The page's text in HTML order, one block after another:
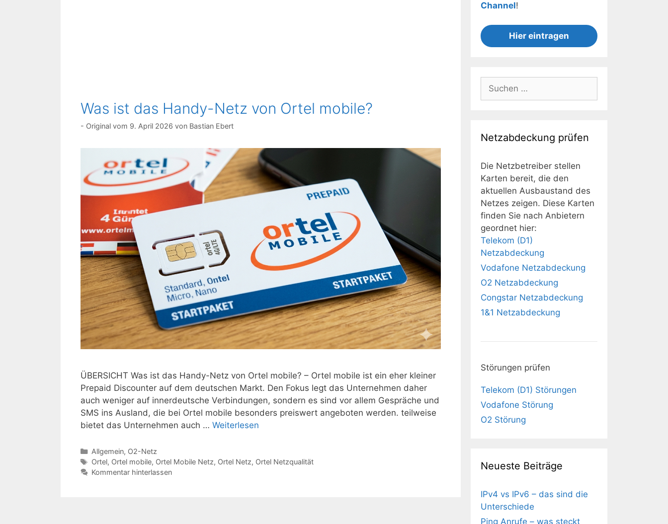
Was ist das Handy-Netz von Ortel mobile?
9. April 2026 von Bastian Ebert
ÜBERSICHT Was ist das Handy-Netz von Ortel mobile? – Ortel mobile ist ein eher kleiner
Prepaid Discounter auf dem deutschen Markt. Den Fokus legt das Unternehmen daher
auch weniger auf innerdeutsche Verbindungen, sondern es sind vor allem Gespräche und
SMS ins Ausland, die bei Ortel mobile besonders preiswert angeboten werden. teilweise
bietet das Unternehmen auch … Weiterlesen
Kategorien
Allgemein, O2-Netz
Schlagwörter
Ortel, Ortel mobile, Ortel Mobile Netz, Ortel Netz, Ortel Netzqualität
Kommentar hinterlassen
Channel!
Hier eintragen
nach:
Netzabdeckung prüfen
Die Netzbetreiber stellen
Karten bereit, die den
aktuellen Ausbaustand des
Netzes zeigen. Diese Karten
finden Sie nach Anbietern
geordnet hier:
Telekom (D1)
Netzabdeckung
Vodafone Netzabdeckung
O2 Netzabdeckung
Congstar Netzabdeckung
1&1 Netzabdeckung
Störungen prüfen
Telekom (D1) Störungen
Vodafone Störung
O2 Störung
Neueste Beiträge
IPv4 vs IPv6 – das sind die
Unterschiede
Ping Anrufe – was steckt